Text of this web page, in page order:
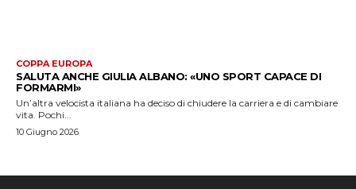
COPPA EUROPA
SALUTA ANCHE GIULIA ALBANO: «UNO SPORT CAPACE DI
FORMARMI»
Un’altra velocista italiana ha deciso di chiudere la carriera e di cambiare
vita. Pochi...
10 Giugno 2026